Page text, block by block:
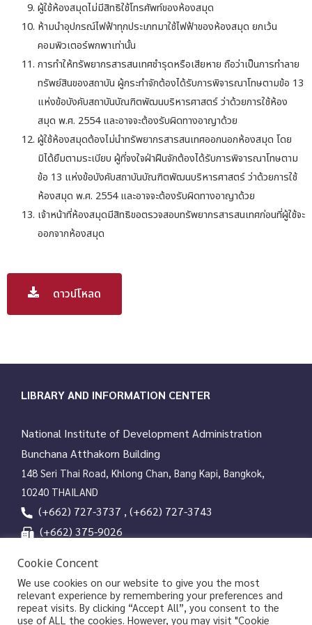
ผู้ใช้ห้องสมุดไม่มีสิทธิใช้โทรศัพท์ของห้องสมุด
ห้ามนำอุปกรณ์ไฟฟ้าทุกประเภทมาใช้ไฟฟ้าของห้องสมุด ยกเว้น
คอมพิวเตอร์พกพาเท่านั้น
การทำให้ทรัพยากรสารสนเทศชำรุดหรือเสียหาย ถือว่าเป็นการทำลาย
ทรัพย์สินของสถาบัน ผู้กระทำจักต้องได้รับการพิจารณาโทษตามข้อ 13
แห่งข้อบังคับสถาบันบัณฑิตพัฒนบริหารศาสตร์ ว่าด้วยการใช้ห้อง
สมุด พ.ศ. 2554 และอาจจะต้องรับผิดทางอาญาด้วย
ผู้ใช้ห้องสมุดต้องไม่นำทรัพยากรสารสนเทศออกนอกห้องสมุด โดย
มิได้ยืมตามระเบียบ ผู้ที่จงใจฝ่าฝืนจักต้องได้รับการพิจารณาโทษตาม
ข้อ 13 แห่งข้อบังคับสถาบันบัณฑิตพัฒนบริหารศาสตร์ ว่าด้วยการใช้
ห้องสมุด พ.ศ. 2554 และอาจจะต้องรับผิดทางอาญาด้วย
เจ้าหน้าที่ห้องสมุดมีสิทธิขอตรวจสอบทรัพยากรสารสนเทศก่อนที่ผู้ใช้จะ
ออกจากห้องสมุด
ดาวน์โหลด
LIBRARY AND INFORMATION CENTER
National Institute of Development Administration
Bunchana Atthakorn Building
148 Seri Thai Road, Khlong Chan, Bang Kapi, Bangkok,
10240 THAILAND
(+662) 727-3737 , (+662) 727-3743
(+662) 375-9026
Line OA
Cookie Concent
We use cookies on our website to give you the most
relevant experience by remembering your preferences and
repeat visits. By clicking “Accept All”, you consent to the
use of ALL the cookies. However, you may visit "Cookie